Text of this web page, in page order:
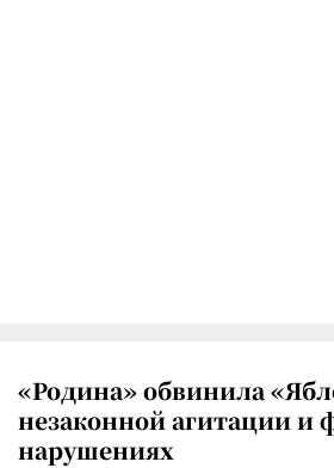
«Родина» обвинила
незаконной агитации и
нарушениях